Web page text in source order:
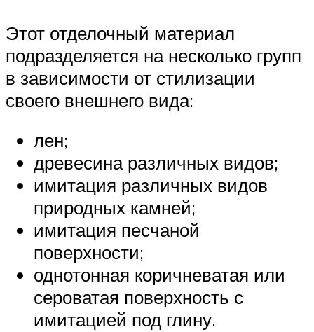
Этот отделочный материал
подразделяется на несколько групп
в зависимости от стилизации
своего внешнего вида:
лен;
древесина различных видов;
имитация различных видов
природных камней;
имитация песчаной
поверхности;
однотонная коричневатая или
сероватая поверхность с
имитацией под глину.